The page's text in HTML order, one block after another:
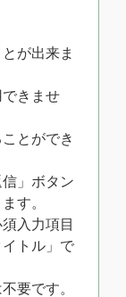
が出来ま
きませ
とができ
」ボタン
す。
入力項目
トル」で
要です。